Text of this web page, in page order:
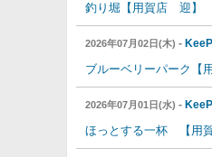
釣り堀【用賀店 迎】
2026年07月02日(木) -
ブルーベリーパーク【
2026年07月01日(水) -
ほっとする一杯 【用